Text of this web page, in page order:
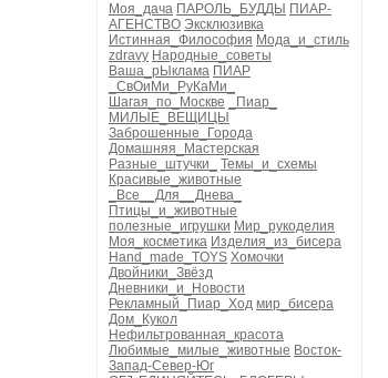
Моя_дача ПАРОЛЬ_БУДДЫ ПИАР-
АГЕНСТВО Эксклюзивка
Истинная_Философия Мода_и_стиль
zdravy Народные_советы
Ваша_рЫклама ПИАР
_СвОиМи_РуКаМи_
Шагая_по_Москве
_Пиар_
МИЛЫЕ_ВЕЩИЦЫ
Заброшенные_Города
Домашняя_Мастерская
Разные_штучки_
Темы_и_схемы
Красивые_животные
_Все__Для__Днева_
Птицы_и_животные
полезные_игрушки Мир_рукоделия
Моя_косметика Изделия_из_бисера
Hand_made_TOYS Хомочки
Двойники_Звёзд
Дневники_и_Новости
Рекламный_Пиар_Ход мир_бисера
Дом_Кукол
Нефильтрованная_красота
Любимые_милые_животные Восток-
Запад-Север-Юг